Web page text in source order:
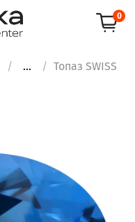
0
... Топаз SWISS